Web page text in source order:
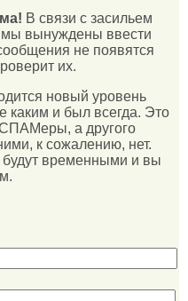
В связи с засильем
вынуждены ввести
не появятся
их.
новый уровень
каким и был всегда. Это
а другого
к сожалению, нет.
будут временными и вы